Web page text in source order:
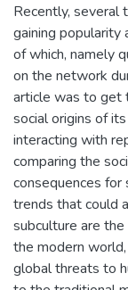
Recently, several
gaining popularity
of which, namely
on the network
article was to get
social origins of
interacting with
comparing the
consequences for
trends that could
subculture are
the modern
global threats to